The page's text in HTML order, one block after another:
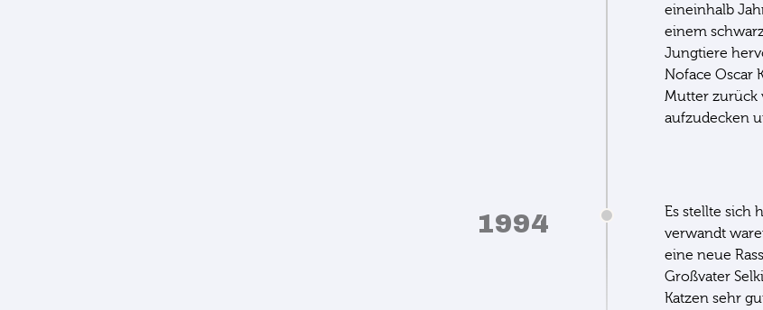
eineinhalb
einem
Jungtiere
Noface Oscar
Mutter zurück
aufzudecken
1994
Es stellte sich
verwandt
eine neue
Großvater
Katzen sehr